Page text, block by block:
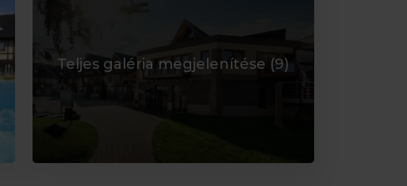
Teljes galéria megjelenítése (9)